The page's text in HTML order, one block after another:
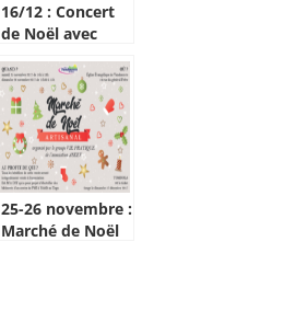
16/12 : Concert
de Noël avec
25-26 novembre :
Marché de Noël